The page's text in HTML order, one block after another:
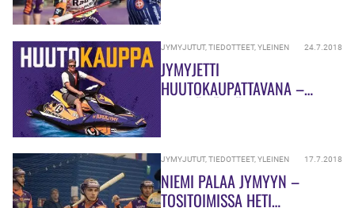
JYMYJUTUT,TIEDOTTEET,YLEINEN 24.7.2018
JYMYJETTI
HUUTOKAUPATTAVANA –
JYMYJUTUT,TIEDOTTEET,YLEINEN 17.7.2018
NIEMI PALAA JYMYYN –
TOSITOIMISSA HETI